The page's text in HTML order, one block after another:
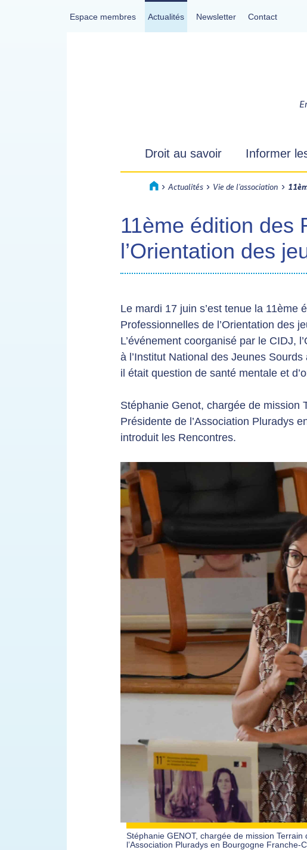
Espace membres
Actualités
Newsletter Contact
Droit au savoir Informer
Accueil
› Actualités› Vie de l'association ›
11ème édition des
l’Orientation des
Le mardi 17 juin s’est tenue la 11ème
Professionnelles de l’Orientation des
L’événement coorganisé par le CIDJ,
à l’Institut National des Jeunes
il était question de santé mentale et
Stéphanie Genot, chargée de mission
Présidente de l’Association Pluradys
introduit les Rencontres.
Stéphanie GENOT, chargée de mission Terrain
l’Association Pluradys en Bourgogne Franche-